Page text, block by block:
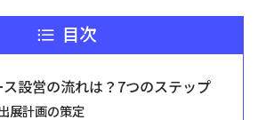
目次
設営の流れは？7つのステップ
展計画の策定